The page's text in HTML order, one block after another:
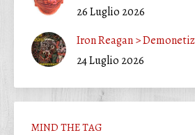
26 Luglio 2026
Iron Reagan >
24 Luglio 2026
MIND THE TAG